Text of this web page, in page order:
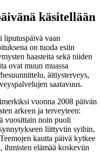
käsitellään
liputuspäivä vaan
on tuoda esiin
haasteita sekä niiden
ovat muun muassa
äitiysterveys,
saatavuus.
vuonna 2008 päivän
arkeen ja terveyteen:
vuosittain noin puoli
liittyviin syihin,
kautta päivä kytkee
ihmisten elämää koskeviin